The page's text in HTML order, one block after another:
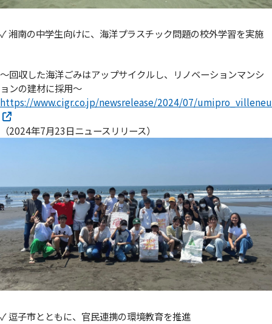
✓ 湘南の中学生向けに、海洋プラスチック問題の校外学習を実施
～回収した海洋ごみはアップサイクルし、リノベーションマンシ
ョンの建材に採用～
https://www.cigr.co.jp/newsrelease/2024/07/
（2024年7月23日ニュースリリース）
✓ 逗子市とともに、官民連携の環境教育を推進